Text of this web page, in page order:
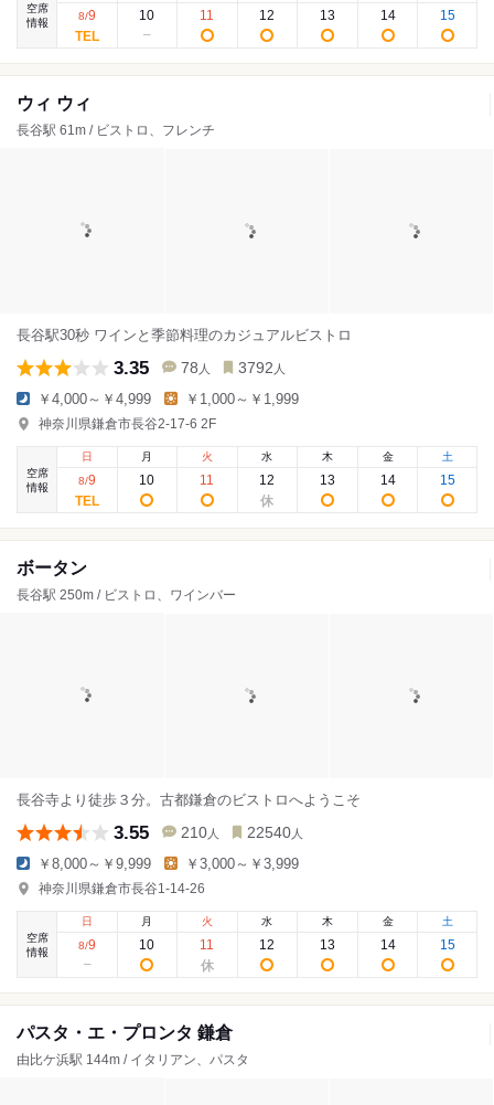
空席
情報
8/9 10 11 12 13 14 15
ウィ ウィ
長谷駅 61m / ビストロ、フレンチ
長谷駅30秒 ワインと季節料理のカジュアルビストロ
3.35 78 人 3792 人
￥4,000～￥4,999 ￥1,000～￥1,999
神奈川県鎌倉市長谷2-17-6 2F
空席
情報
日
8/9
月
10
火
11
水
12
木
13
金
14
土
15
ボータン
長谷駅 250m / ビストロ、ワインバー
長谷寺より徒歩３分。古都鎌倉のビストロへようこそ
3.55 210 人 22540 人
￥8,000～￥9,999 ￥3,000～￥3,999
神奈川県鎌倉市長谷1-14-26
空席
情報
日
8/9
月
10
火
11
水
12
木
13
金
14
土
15
パスタ・エ・プロンタ 鎌倉
由比ケ浜駅 144m / イタリアン、パスタ